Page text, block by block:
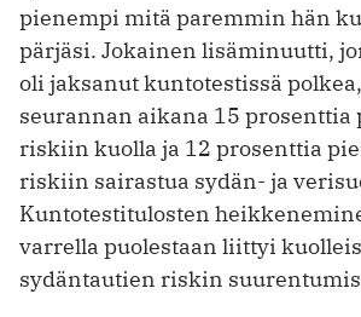
pienempi mitä paremmin hän
pärjäsi. Jokainen lisäminuutti,
oli jaksanut kuntotestissä
seurannan aikana 15 prosenttia
riskiin kuolla ja 12 prosenttia
riskiin sairastua sydän- ja
Kuntotestitulosten
varrella puolestaan liittyi
sydäntautien riskin